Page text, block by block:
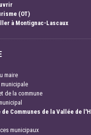
(OT)
à Montignac-Lascaux
maire
de la commune
de Communes de la Vallée de
municipaux